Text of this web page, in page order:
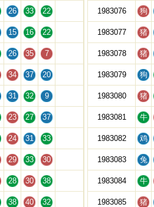
26 33 22
15 16 22
26 35 7
34 37 20
31 32 9
23 27 37
24 31 33
29 33 30
28 30 38
38 40 32
1983076 狗
1983077 猪
1983078 猪
1983079 狗
1983080 猪
1983081 牛
1983082 鸡
1983083 兔
1983084 牛
1983085 猪